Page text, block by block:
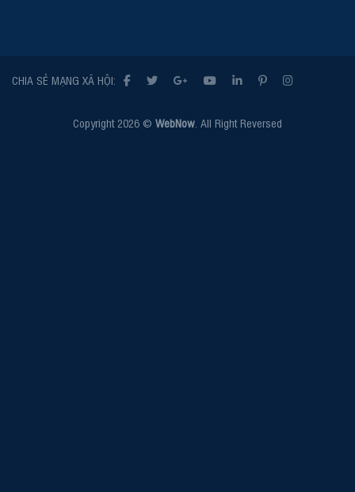
CHIA SẺ MẠNG XÃ HỘI:
Copyright 2026 © WebNow . All Right Reversed